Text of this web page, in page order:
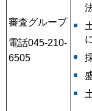
審査グループ
電話045-210-
6505